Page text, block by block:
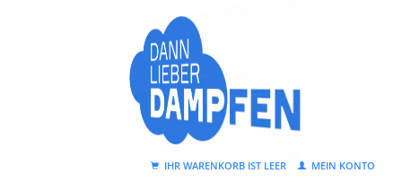
IHR WARENKORB IST LEER MEIN KONTO